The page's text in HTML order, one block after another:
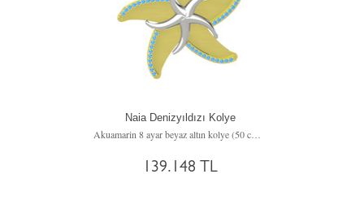
Naia Denizyıldızı Kolye
Akuamarin 8 ayar beyaz altın kolye (50 cm beyaz altın rolo zincir)
139.148 TL